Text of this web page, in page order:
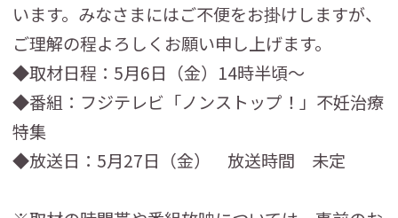
います。みなさまにはご不便をお掛けしますが、
ご理解の程よろしくお願い申し上げます。
◆取材日程：5月6日（金）14時半頃～
◆番組：フジテレビ「ノンストップ！」不妊治療
特集
◆放送日：5月27日（金） 放送時間 未定